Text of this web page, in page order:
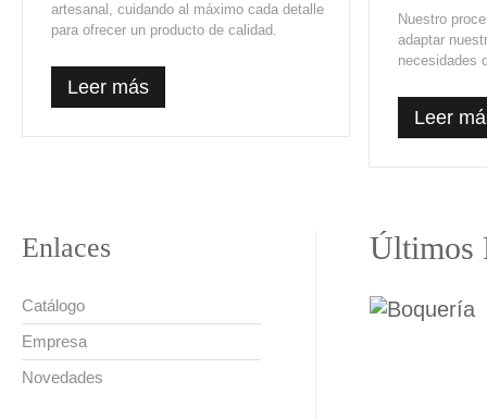
artesanal, cuidando al máximo cada detalle
para ofrecer un producto de calidad.
Leer más
Nuestro
adaptar
necesidades
Leer
Enlaces
Catálogo
Empresa
Novedades
Últimos